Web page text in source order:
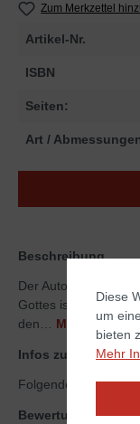
Zum Merkzettel
Artikel-Nr.
ISBN
Seiten:
Art /
Beschreibung
Der Autor zeigt,
Gottes ist. Er
den… Mehr
Infos zum Autor
Folgende Infos zum
Bewertungen
Diese
um
bieten
Mehr